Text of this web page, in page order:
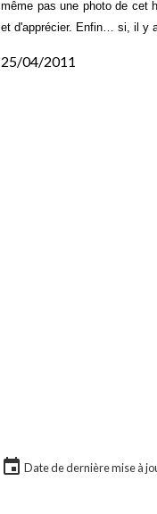
même pas une photo de cet
et d'apprécier. Enfin… si, il y
25/04/2011
Date de dernière mise à